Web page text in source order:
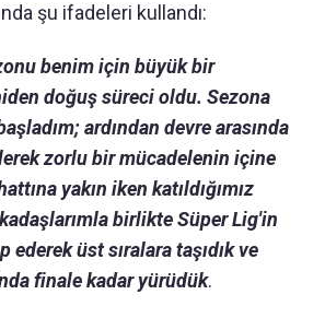
şu ifadeleri kullandı:
benim için büyük bir
doğuş süreci oldu. Sezona
ardından devre arasında
zorlu bir mücadelenin içine
yakın iken katıldığımız
birlikte Süper Lig'in
üst sıralara taşıdık ve
finale kadar yürüdük.